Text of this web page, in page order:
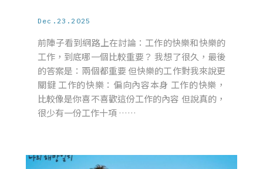
Dec.23.2025
前陣子看到網路上在討論：工作的快樂和快樂的
工作，到底哪一個比較重要？ 我想了很久，最後
的答案是：兩個都重要 但快樂的工作對我來說更
關鍵 工作的快樂：偏向內容本身 工作的快樂，
比較像是你喜不喜歡這份工作的內容 但說真的，
很少有一份工作十項 ……